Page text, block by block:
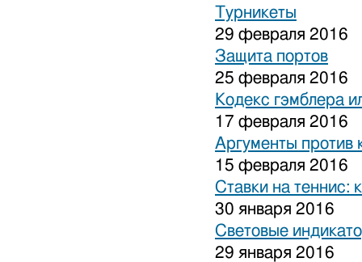
Турникеты
29 февраля 2016
Защита портов
25 февраля 2016
Кодекс гэмблера
17 февраля 2016
Аргументы против
15 февраля 2016
Ставки на теннис:
30 января 2016
Световые
29 января 2016